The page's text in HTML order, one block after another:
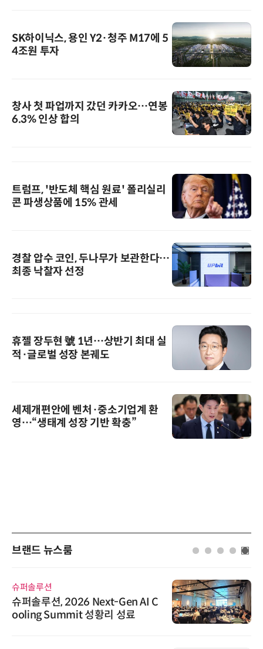
SK하이닉스, 용인 Y2·청주 M17에 5
4조원 투자
창사 첫 파업까지 갔던 카카오…연봉
6.3% 인상 합의
트럼프, '반도체 핵심 원료' 폴리실리
콘 파생상품에 15% 관세
경찰 압수 코인, 두나무가 보관한다…
최종 낙찰자 선정
휴젤 장두현 號 1년…상반기 최대 실
적·글로벌 성장 본궤도
세제개편안에 벤처·중소기업계 환
영…“생태계 성장 기반 확충”
브랜드 뉴스룸
슈퍼솔루션
슈퍼솔루션, 2026 Next-Gen AI C
ooling Summit 성황리 성료